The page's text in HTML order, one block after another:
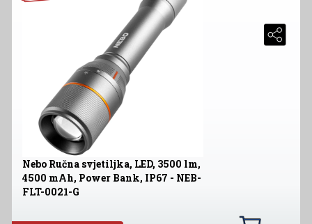
Nebo Ručna svjetiljka, LED, 3500 lm,
4500 mAh, Power Bank, IP67 - NEB-
FLT-0021-G